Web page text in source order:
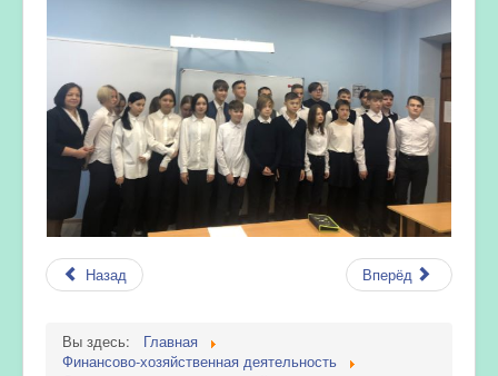
Назад Вперёд
Вы здесь:
Главная
Финансово-хозяйственная деятельность